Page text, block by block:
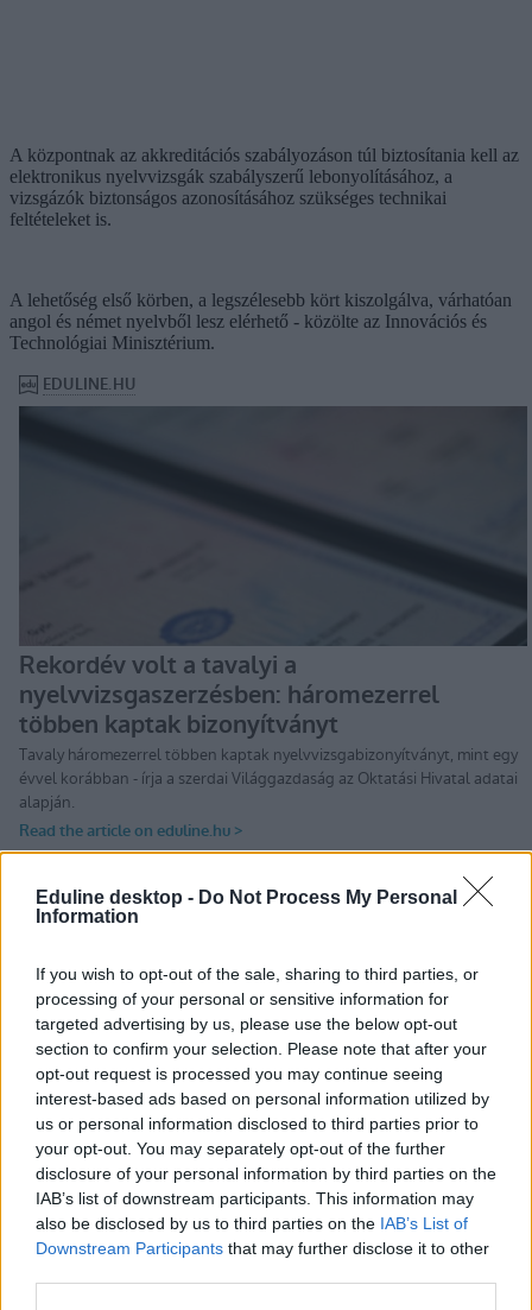
Eduline desktop - Do Not Process My Personal
Information
If you wish to opt-out of the sale, sharing to third parties, or
processing of your personal or sensitive information for
targeted advertising by us, please use the below opt-out
section to confirm your selection. Please note that after your
opt-out request is processed you may continue seeing
interest-based ads based on personal information utilized by
us or personal information disclosed to third parties prior to
your opt-out. You may separately opt-out of the further
disclosure of your personal information by third parties on the
IAB’s list of downstream participants. This information may
also be disclosed by us to third parties on the IAB’s List of
Downstream Participants that may further disclose it to other
A központnak az akkreditációs szabályozáson túl biztosítania kell az
elektronikus nyelvvizsgák szabályszerű lebonyolításához, a
vizsgázók biztonságos azonosításához szükséges technikai
feltételeket is.
A lehetőség első körben, a legszélesebb kört kiszolgálva, várhatóan
angol és német nyelvből lesz elérhető - közölte az Innovációs és
Technológiai Minisztérium.